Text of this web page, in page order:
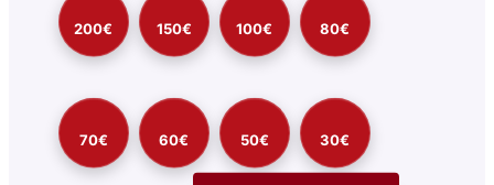
200€ 150€ 100€ 80€
70€ 60€ 50€ 30€